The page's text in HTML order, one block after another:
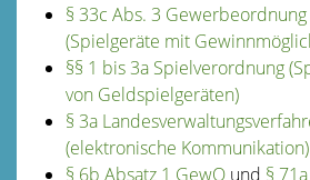
§ 33c Abs. 3 Gewerbeordnung
(Spielgeräte mit
§§ 1 bis 3a Spielverordnung
von Geldspielgeräten)
§ 3a
(elektronische Kommunikation)
§ 6b Absatz 1 GewOund §